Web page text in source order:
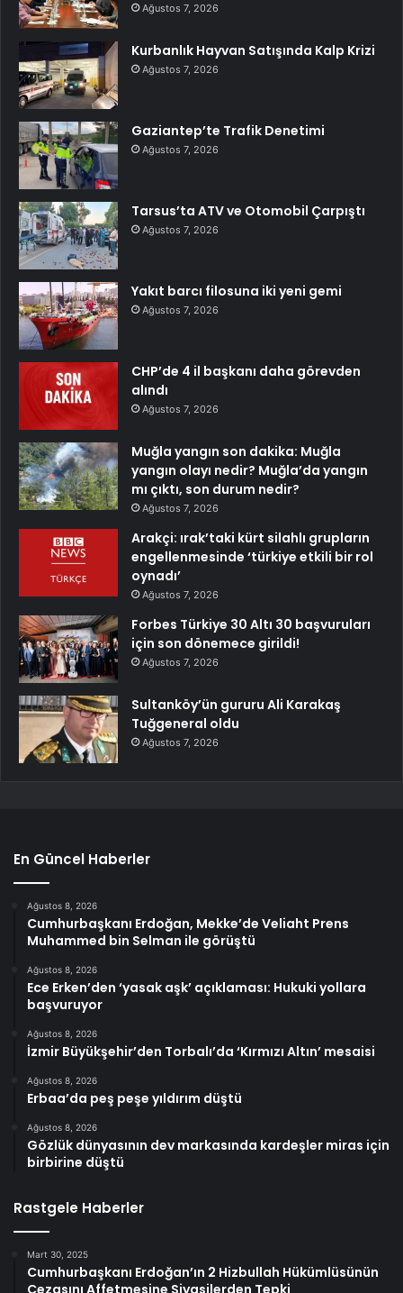
Ağustos 7, 2026
Kurbanlık Hayvan Satışında Kalp Krizi
Ağustos 7, 2026
Gaziantep’te Trafik Denetimi
Ağustos 7, 2026
Tarsus’ta ATV ve Otomobil Çarpıştı
Ağustos 7, 2026
Yakıt barcı filosuna iki yeni gemi
Ağustos 7, 2026
CHP’de 4 il başkanı daha görevden
alındı
Ağustos 7, 2026
Muğla yangın son dakika: Muğla
yangın olayı nedir? Muğla’da yangın
mı çıktı, son durum nedir?
Ağustos 7, 2026
Arakçi: ırak’taki kürt silahlı grupların
engellenmesinde ‘türkiye etkili bir rol
oynadı’
Ağustos 7, 2026
Forbes Türkiye 30 Altı 30 başvuruları
için son dönemece girildi!
Ağustos 7, 2026
Sultanköy’ün gururu Ali Karakaş
Tuğgeneral oldu
Ağustos 7, 2026
En Güncel Haberler
Ağustos 8, 2026
Cumhurbaşkanı Erdoğan, Mekke’de Veliaht Prens
Muhammed bin Selman ile görüştü
Ağustos 8, 2026
Ece Erken’den ‘yasak aşk’ açıklaması: Hukuki yollara
başvuruyor
Ağustos 8, 2026
İzmir Büyükşehir’den Torbalı’da ‘Kırmızı Altın’ mesaisi
Ağustos 8, 2026
Erbaa’da peş peşe yıldırım düştü
Ağustos 8, 2026
Gözlük dünyasının dev markasında kardeşler miras için
birbirine düştü
Rastgele Haberler
Mart 30, 2025
Cumhurbaşkanı Erdoğan’ın 2 Hizbullah Hükümlüsünün
Cezasını Affetmesine Siyasilerden Tepki